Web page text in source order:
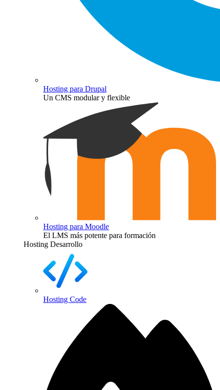
Hosting para Drupal
Un CMS modular y flexible
Hosting para Moodle
El LMS más potente para formación
Hosting Desarrollo
Hosting Code